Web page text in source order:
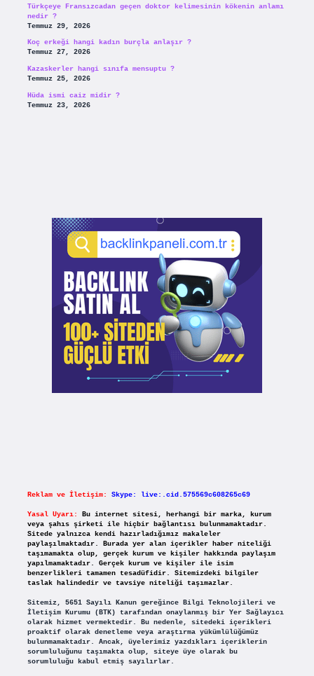
Türkçeye Fransızcadan geçen doktor kelimesinin kökenin anlamı
nedir ?
Temmuz 29, 2026
Koç erkeği hangi kadın burçla anlaşır ?
Temmuz 27, 2026
Kazaskerler hangi sınıfa mensuptu ?
Temmuz 25, 2026
Hüda ismi caiz midir ?
Temmuz 23, 2026
Reklam ve İletişim: Skype: live:.cid.575569c608265c69
Yasal Uyarı:
Bu internet sitesi, herhangi bir marka, kurum
veya şahıs şirketi ile hiçbir bağlantısı bulunmamaktadır.
Sitede yalnızca kendi hazırladığımız makaleler
paylaşılmaktadır. Burada yer alan içerikler haber niteliği
taşımamakta olup, gerçek kurum ve kişiler hakkında paylaşım
yapılmamaktadır. Gerçek kurum ve kişiler ile isim
benzerlikleri tamamen tesadüfidir. Sitemizdeki bilgiler
taslak halindedir ve tavsiye niteliği taşımazlar.
Sitemiz, 5651 Sayılı Kanun gereğince Bilgi Teknolojileri ve
İletişim Kurumu (BTK) tarafından onaylanmış bir Yer Sağlayıcı
olarak hizmet vermektedir. Bu nedenle, sitedeki içerikleri
proaktif olarak denetleme veya araştırma yükümlülüğümüz
bulunmamaktadır. Ancak, üyelerimiz yazdıkları içeriklerin
sorumluluğunu taşımakta olup, siteye üye olarak bu
sorumluluğu kabul etmiş sayılırlar.